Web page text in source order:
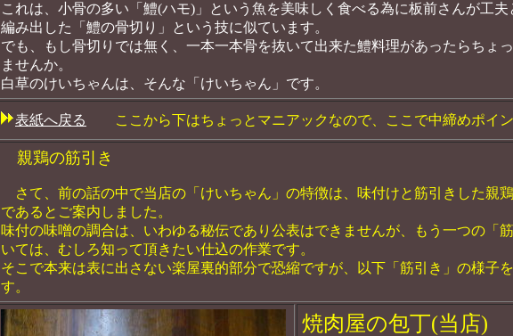
これは、小骨の多い「鱧(ハモ)」という魚を美味しく食べる為に板前さんが工夫
編み出した「鱧の骨切り」という技に似ています。
でも、もし骨切りでは無く、一本一本骨を抜いて出来た鱧料理があったらちょ
ませんか。
白草のけいちゃんは、そんな「けいちゃん」です。
表紙へ戻る ここから下はちょっとマニアックなので、ここで中締めポイン
親鶏の筋引き
さて、前の話の中で当店の「けいちゃん」の特徴は、味付けと筋引きした親
であるとご案内しました。
味付の味噌の調合は、いわゆる秘伝であり公表はできませんが、もう一つの「
いては、むしろ知って頂きたい仕込の作業です。
そこで本来は表に出さない楽屋裏的部分で恐縮ですが、以下「筋引き」の様子
す。
焼肉屋の包丁(当店)